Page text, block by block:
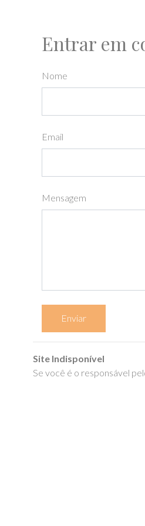
Entrar em
Nome
Email
Mensagem
Enviar
Site Indisponível
Se você é o responsável